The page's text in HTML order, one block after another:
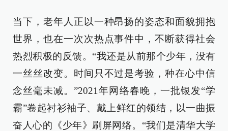
当下，老年人正以一种昂扬的姿态和面貌拥抱
世界，也在一次次热点事件中，不断获得社会
热烈积极的反馈。“我还是从前那个少年，没有
一丝丝改变。时间只不过是考验，种在心中信
念丝毫未减。”2021年网络春晚，一批银发“学
霸”卷起衬衫袖子、戴上鲜红的领结，以一曲振
奋人心的《少年》刷屏网络。“我们是清华大学